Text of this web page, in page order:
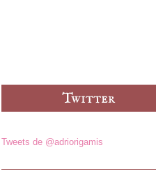
Tweets de @adriorigamis